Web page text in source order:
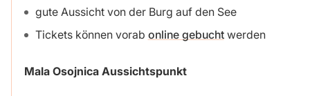
gute Aussicht von der Burg auf den See
Tickets können vorab online gebuchtwerden
Mala Osojnica Aussichtspunkt